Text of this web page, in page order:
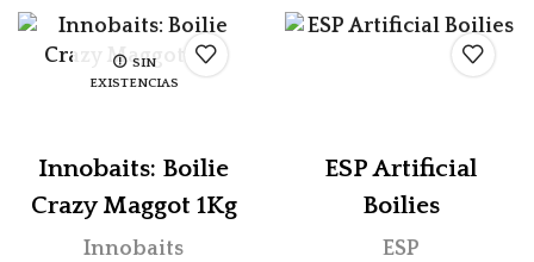
SIN
EXISTENCIAS
Innobaits: Boilie
Crazy Maggot 1Kg
Innobaits
ESP Artificial
Boilies
ESP